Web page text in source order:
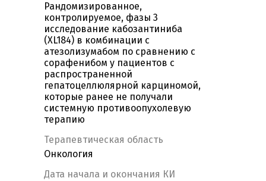
Рандомизированное,
контролируемое, фазы 3
исследование кабозантиниба
(XL184) в комбинации c
атезолизумабом по сравнению с
сорафенибом у пациентов с
распространенной
гепатоцеллюлярной карциномой,
которые ранее не получали
системную противоопухолевую
терапию
Терапевтическая область
Онкология
Дата начала и окончания КИ